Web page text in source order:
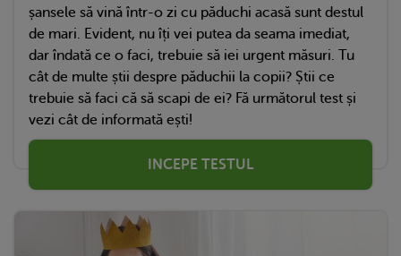
șansele să vină într-o zi cu păduchi acasă sunt destul
de mari. Evident, nu îți vei putea da seama imediat,
dar îndată ce o faci, trebuie să iei urgent măsuri. Tu
cât de multe știi despre păduchii la copii? Știi ce
trebuie să faci că să scapi de ei? Fă următorul test și
vezi cât de informată ești!
INCEPE TESTUL